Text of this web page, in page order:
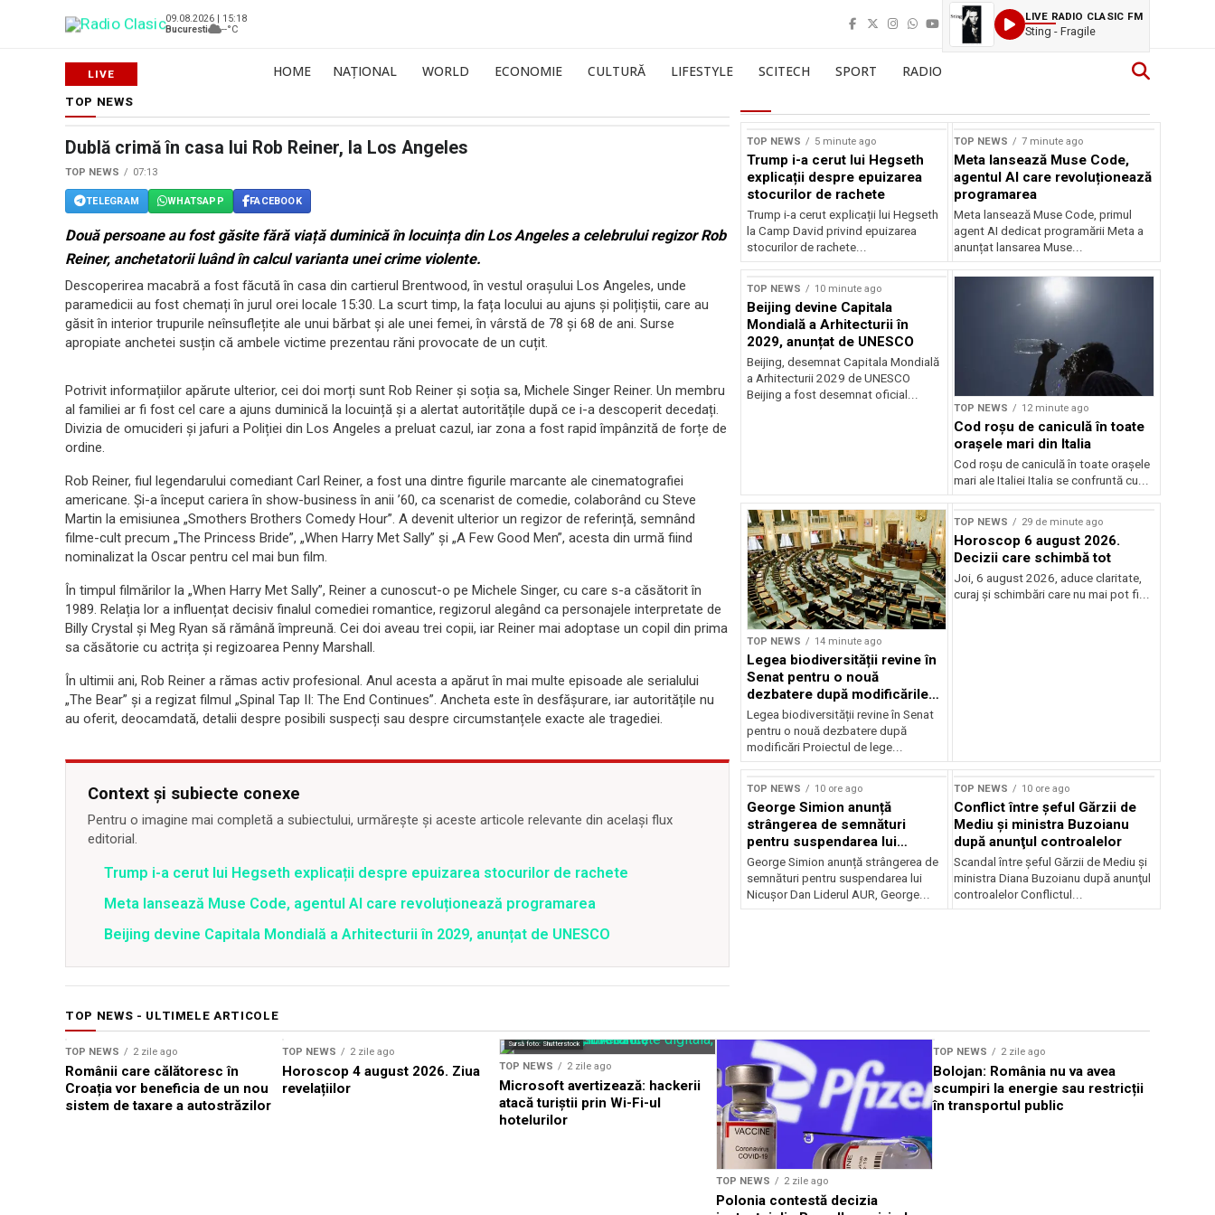
09.08.2026 | 15:18
Bucuresti
--°C
LIVE RADIO CLASIC FM
Sting - Fragile
HOME NAȚIONAL WORLD ECONOMIE CULTURĂ LIFESTYLE SCITECH SPORT RADIO
TOP NEWS
Dublă crimă în casa lui Rob Reiner, la Los Angeles
TOP NEWS 07:13
TELEGRAM WHATSAPP FACEBOOK
Două persoane au fost găsite fără viață duminică în locuința din Los Angeles a celebrului regizor Rob
Reiner, anchetatorii luând în calcul varianta unei crime violente.
Descoperirea macabră a fost făcută în casa din cartierul Brentwood, în vestul orașului Los Angeles, unde
paramedicii au fost chemați în jurul orei locale 15:30. La scurt timp, la fața locului au ajuns și polițiștii, care au
găsit în interior trupurile neînsuflețite ale unui bărbat și ale unei femei, în vârstă de 78 și 68 de ani. Surse
apropiate anchetei susțin că ambele victime prezentau răni provocate de un cuțit.
Potrivit informațiilor apărute ulterior, cei doi morți sunt Rob Reiner și soția sa, Michele Singer Reiner. Un membru
al familiei ar fi fost cel care a ajuns duminică la locuință și a alertat autoritățile după ce i-a descoperit decedați.
Divizia de omucideri și jafuri a Poliției din Los Angeles a preluat cazul, iar zona a fost rapid împânzită de forțe de
ordine.
Rob Reiner, fiul legendarului comediant Carl Reiner, a fost una dintre figurile marcante ale cinematografiei
americane. Și-a început cariera în show-business în anii ’60, ca scenarist de comedie, colaborând cu Steve
Martin la emisiunea „Smothers Brothers Comedy Hour”. A devenit ulterior un regizor de referință, semnând
filme-cult precum „The Princess Bride”, „When Harry Met Sally” și „A Few Good Men”, acesta din urmă fiind
nominalizat la Oscar pentru cel mai bun film.
În timpul filmărilor la „When Harry Met Sally”, Reiner a cunoscut-o pe Michele Singer, cu care s-a căsătorit în
1989. Relația lor a influențat decisiv finalul comediei romantice, regizorul alegând ca personajele interpretate de
Billy Crystal și Meg Ryan să rămână împreună. Cei doi aveau trei copii, iar Reiner mai adoptase un copil din prima
sa căsătorie cu actrița și regizoarea Penny Marshall.
În ultimii ani, Rob Reiner a rămas activ profesional. Anul acesta a apărut în mai multe episoade ale serialului
„The Bear” și a regizat filmul „Spinal Tap II: The End Continues”. Ancheta este în desfășurare, iar autoritățile nu
au oferit, deocamdată, detalii despre posibili suspecți sau despre circumstanțele exacte ale tragediei.
Context și subiecte conexe
Pentru o imagine mai completă a subiectului, urmărește și aceste articole relevante din același flux
editorial.
Trump i-a cerut lui Hegseth explicații despre epuizarea stocurilor de rachete
Meta lansează Muse Code, agentul AI care revoluționează programarea
Beijing devine Capitala Mondială a Arhitecturii în 2029, anunțat de UNESCO
TOP NEWS 5 minute ago
Trump i-a cerut lui Hegseth
explicații despre epuizarea
stocurilor de rachete
Trump i-a cerut explicații lui Hegseth
la Camp David privind epuizarea
stocurilor de rachete...
TOP NEWS 7 minute ago
Meta lansează Muse Code,
agentul AI care revoluționează
programarea
Meta lansează Muse Code, primul
agent AI dedicat programării Meta a
anunțat lansarea Muse...
TOP NEWS 10 minute ago
Beijing devine Capitala
Mondială a Arhitecturii în
2029, anunțat de UNESCO
Beijing, desemnat Capitala Mondială
a Arhitecturii 2029 de UNESCO
Beijing a fost desemnat oficial...
TOP NEWS 12 minute ago
Cod roșu de caniculă în toate
orașele mari din Italia
Cod roșu de caniculă în toate orașele
mari ale Italiei Italia se confruntă cu...
TOP NEWS 14 minute ago
Legea biodiversității revine în
Senat pentru o nouă
dezbatere după modificările
deputaților
Legea biodiversității revine în Senat
pentru o nouă dezbatere după
modificări Proiectul de lege...
TOP NEWS 29 de minute ago
Horoscop 6 august 2026.
Decizii care schimbă tot
Joi, 6 august 2026, aduce claritate,
curaj și schimbări care nu mai pot fi...
TOP NEWS 10 ore ago
George Simion anunță
strângerea de semnături
pentru suspendarea lui
Nicușor Dan
George Simion anunță strângerea de
semnături pentru suspendarea lui
Nicușor Dan Liderul AUR, George...
TOP NEWS 10 ore ago
Conflict între şeful Gărzii de
Mediu şi ministra Buzoianu
după anunţul controalelor
Scandal între şeful Gărzii de Mediu şi
ministra Diana Buzoianu după anunţul
controalelor Conflictul...
TOP NEWS - ULTIMELE ARTICOLE
TOP NEWS 2 zile ago
Românii care călătoresc în
Croația vor beneficia de un nou
sistem de taxare a autostrăzilor
TOP NEWS 2 zile ago
Horoscop 4 august 2026. Ziua
revelațiilor
Sursă foto: Shutterstock
TOP NEWS 2 zile ago
Microsoft avertizează: hackerii
atacă turiștii prin Wi-Fi-ul
hotelurilor
TOP NEWS 2 zile ago
Polonia contestă decizia
TOP NEWS 2 zile ago
Bolojan: România nu va avea
scumpiri la energie sau restricții
în transportul public